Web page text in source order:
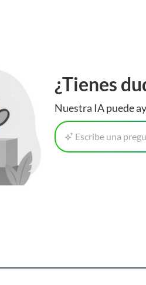
¿Tienes
Nuestra IA puede
Escribe una